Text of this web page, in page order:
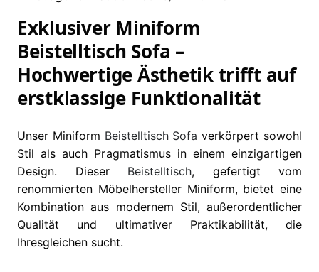
Exklusiver Miniform
Beistelltisch Sofa –
Hochwertige Ästhetik trifft auf
erstklassige Funktionalität
Unser Miniform Beistelltisch Sofa verkörpert sowohl
Stil als auch Pragmatismus in einem einzigartigen
Design. Dieser Beistelltisch, gefertigt vom
renommierten Möbelhersteller Miniform, bietet eine
Kombination aus modernem Stil, außerordentlicher
Qualität und ultimativer Praktikabilität, die
Ihresgleichen sucht.